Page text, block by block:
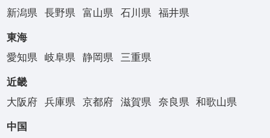
新潟県
長野県 富山県 石川県 福井県
東海
愛知県
岐阜県 静岡県 三重県
近畿
大阪府
兵庫県 京都府 滋賀県 奈良県 和歌山県
中国